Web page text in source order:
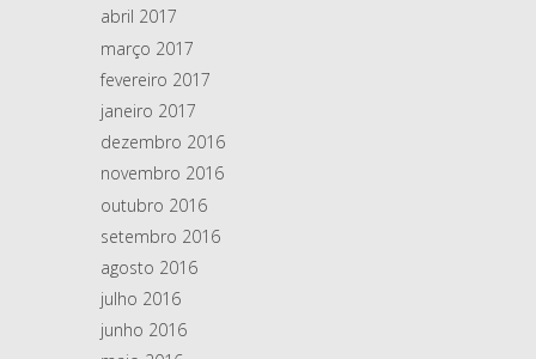
abril 2017
março 2017
fevereiro 2017
janeiro 2017
dezembro 2016
novembro 2016
outubro 2016
setembro 2016
agosto 2016
julho 2016
junho 2016